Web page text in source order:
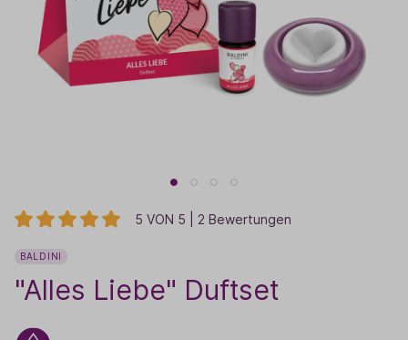
5 VON 5 | 2 Bewertungen
BALDINI
"Alles Liebe" Duftset